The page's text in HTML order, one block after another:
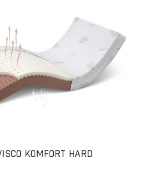
KOMFORT HARD